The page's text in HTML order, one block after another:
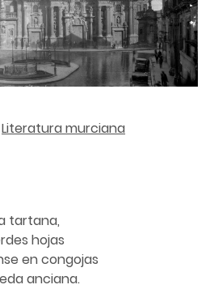
Literatura murciana
tartana,
hojas
en congojas
anciana.